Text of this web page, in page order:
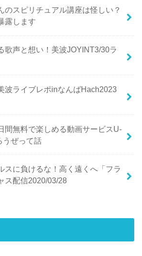
のスピリチュアル講座は怪しい？
露します
歌声と想い！美波JOYINT3/30ラ
波ライブレポinなんばHach2023
間無料で楽しめる動画サービスU-
うぜって話
スに負けるな！高く遠くへ「フラ
ス配信2020/03/28